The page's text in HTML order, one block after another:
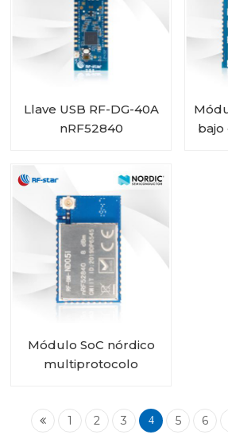
Llave USB RF-DG-40A
nRF52840
bajo
Módulo SoC nórdico
multiprotocolo
1 2 3 4 5 6